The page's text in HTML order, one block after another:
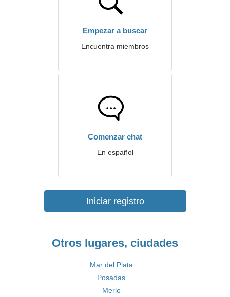
Empezar a buscar
Encuentra miembros
Comenzar chat
En español
Iniciar registro
Otros lugares, ciudades
Mar del Plata
Posadas
Merlo